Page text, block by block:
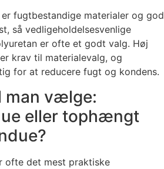
fugtbestandige materialer og god
så vedligeholdelsesvenlige
er ofte et godt valg. Høj
krav til materialevalg, og
for at reducere fugt og kondens.
man vælge:
eller tophængt
ofte det mest praktiske